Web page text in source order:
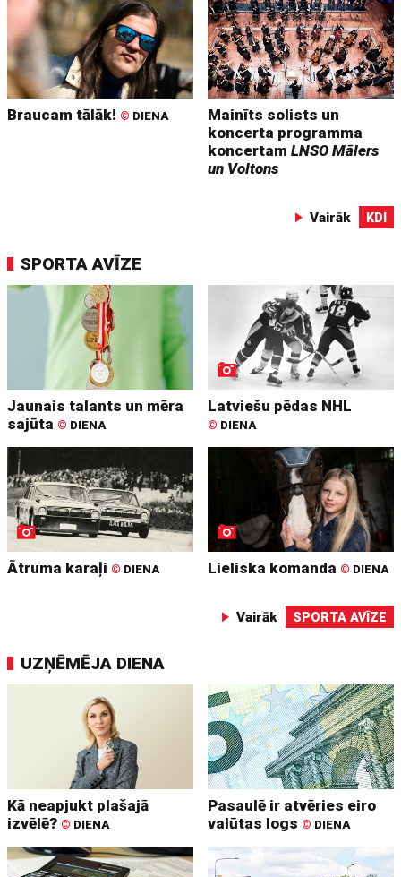
Braucam tālāk! © DIENA
Mainīts solists un
koncerta programma
koncertamLNSO Mālers
un Voltons
Vairāk KDI
SPORTA AVĪZE
Jaunais talants un mēra
sajūta © DIENA
Latviešu pēdas NHL
© DIENA
Ātruma karaļi © DIENA Lieliska komanda © DIENA
Vairāk SPORTA AVĪZE
UZŅĒMĒJA DIENA
Kā neapjukt plašajā
izvēlē? © DIENA
Pasaulē ir atvēries eiro
valūtas logs © DIENA